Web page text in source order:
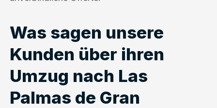
Was sagen unsere
Kunden über ihren
Umzug nach Las
Palmas de Gran